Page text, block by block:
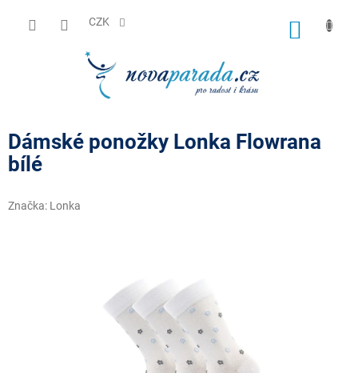
CZK
Dámské ponožky Lonka Flowrana
bílé
Značka: Lonka